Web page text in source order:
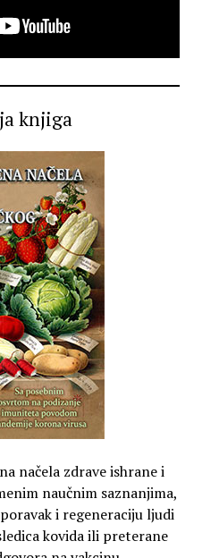
knjiga
načela zdrave ishrane i
naučnim saznanjima,
i regeneraciju ljudi
kovida ili preterane